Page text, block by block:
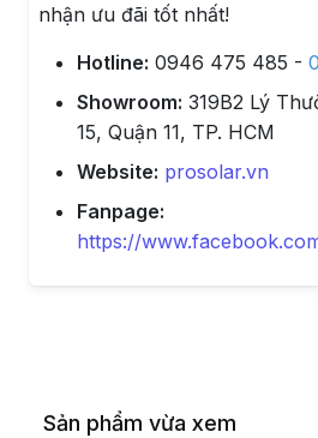
nhận ưu đãi tốt nhất!
Hotline: 0946 475 485 -
Showroom: 319B2 Lý
15, Quận 11, TP. HCM
Website: prosolar.vn
Fanpage:
https://
Sản phẩm vừa xem